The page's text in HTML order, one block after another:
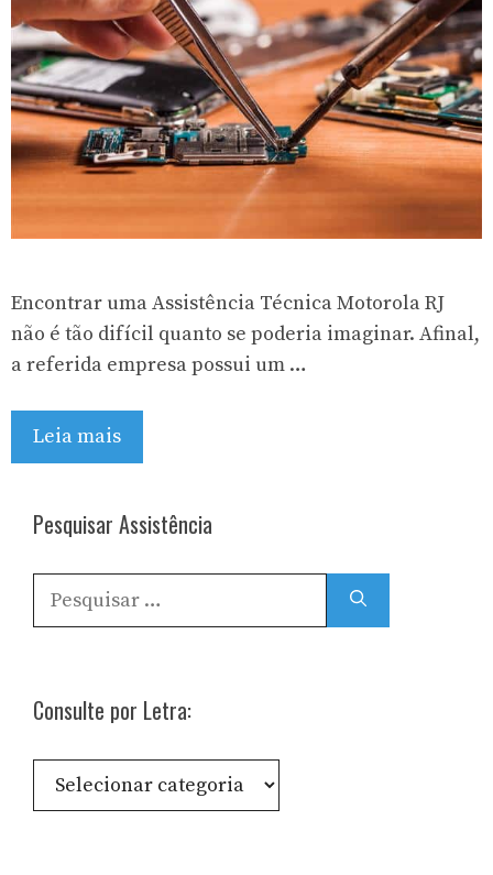
Encontrar uma Assistência Técnica Motorola RJ
não é tão difícil quanto se poderia imaginar. Afinal,
a referida empresa possui um …
Leia mais
Pesquisar Assistência
por:
Consulte por Letra:
Consulte
por